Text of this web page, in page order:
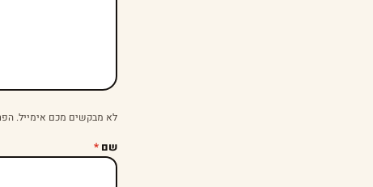
לא מבקשים מכם אימייל.
שם *